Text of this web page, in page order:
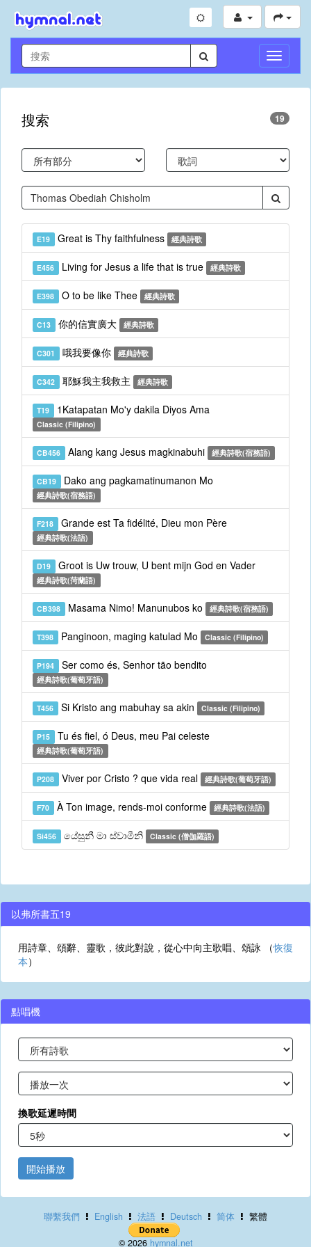
切
換
導
搜索 19
E19 Great is Thy faithfulness 經典詩歌
E456 Living for Jesus a life that is true 經典詩歌
E398 O to be like Thee 經典詩歌
C13 你的信實廣大 經典詩歌
C301 哦我要像你 經典詩歌
C342 耶穌我主我救主 經典詩歌
T19 1Katapatan Mo'y dakila Diyos Ama
Classic (Filipino)
CB456 Alang kang Jesus magkinabuhi 經典詩歌(宿務語)
CB19 Dako ang pagkamatinumanon Mo
經典詩歌(宿務語)
F218 Grande est Ta fidélité, Dieu mon Père
經典詩歌(法語)
D19 Groot is Uw trouw, U bent mijn God en Vader
經典詩歌(菏蘭語)
CB398 Masama Nimo! Manunubos ko 經典詩歌(宿務語)
T398 Panginoon, maging katulad Mo Classic (Filipino)
P194 Ser como és, Senhor tão bendito
經典詩歌(葡萄牙語)
T456 Si Kristo ang mabuhay sa akin Classic (Filipino)
P15 Tu és fiel, ó Deus, meu Pai celeste
經典詩歌(葡萄牙語)
P208 Viver por Cristo ? que vida real 經典詩歌(葡萄牙語)
F70 À Ton image, rends-moi conforme 經典詩歌(法語)
Si456 යේසුනී මා ස්වාමීනි Classic (僧伽羅語)
以弗所書五19
用詩章、頌辭、靈歌，彼此對說，從心中向主歌唱、頌詠 （恢復
本）
點唱機
換歌延遲時間
開始播放
聯繫我們 English 法語 Deutsch 简体 繁體
© 2026 hymnal.net